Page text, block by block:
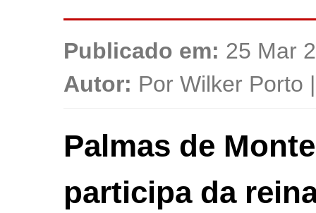
Publicado em: 25 Mar
Autor: Por Wilker Porto
Palmas de
participa da